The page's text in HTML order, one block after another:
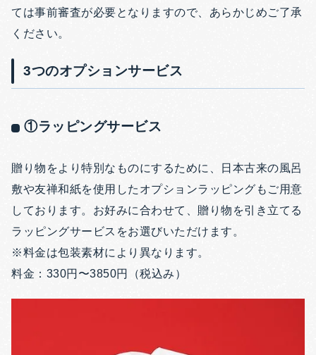
ては事前審査が必要となりますので、あらかじめご了承
ください。
3つのオプションサービス
①ラッピングサービス
贈り物をより特別なものにするために、日本古来の風呂
敷や友禅和紙を使用したオプションラッピングもご用意
しております。お好みに合わせて、贈り物を引き立てる
ラッピングサービスをお選びいただけます。
※料金は包装素材により異なります。
料金：330円〜3850円（税込み）